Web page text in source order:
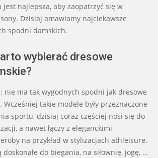
jest najlepsza, aby zaopatrzyć się w
Dzisiaj omawiamy najciekawsze
spodni damskich.
wybierać dresowe
nie ma tak wygodnych spodni jak dresowe
takie modele były przeznaczone
sportu, dzisiaj coraz częściej nosi się do
a nawet łączy z eleganckimi
na przykład w stylizacjach athleisure.
doskonałe do biegania, na siłownię, jogę, …